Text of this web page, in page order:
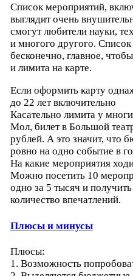
Список мероприятий,
выглядит очень
смогут любители науки,
и многого другого.
бесконечно, главное,
и лимита на карте.
Если оформить карту
до 22 лет включительно
Касательно лимита у
Мол, билет в Большой
рублей. А это значит, что
ровно на одно событие в
На какие мероприятия
Можно посетить 10
одно за 5 тысяч и
количество впечатлений.
Плюсы и минусы
Плюсы:
1. Возможность